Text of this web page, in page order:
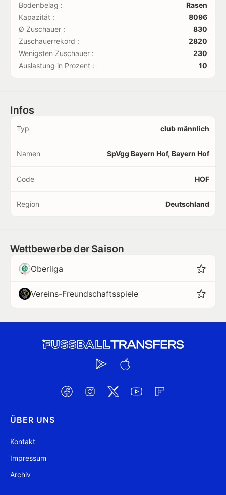
Bodenbelag :
Rasen
Kapazität :
8096
Ø Zuschauer :
830
Zuschauerrekord :
2820
Wenigsten Zuschauer :
230
Auslastung in Prozent :
10
Infos
Typ club männlich
Namen SpVgg Bayern Hof, Bayern Hof
Code HOF
Region Deutschland
Wettbewerbe der Saison
Oberliga
Vereins-Freundschaftsspiele
ÜBER UNS
Kontakt
Impressum
Archiv